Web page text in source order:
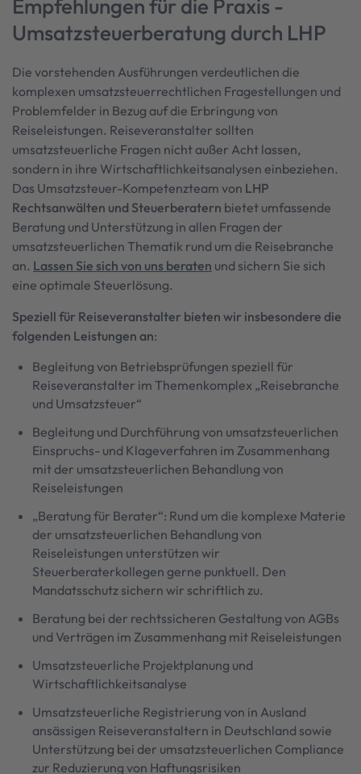
Empfehlungen für die Praxis -
Umsatzsteuerberatung durch LHP
Die vorstehenden Ausführungen verdeutlichen die
komplexen umsatzsteuerrechtlichen Fragestellungen und
Problemfelder in Bezug auf die Erbringung von
Reiseleistungen. Reiseveranstalter sollten
umsatzsteuerliche Fragen nicht außer Acht lassen,
sondern in ihre Wirtschaftlichkeitsanalysen einbeziehen.
Das Umsatzsteuer-Kompetenzteam von LHP
Rechtsanwälten und Steuerberatern bietet umfassende
Beratung und Unterstützung in allen Fragen der
umsatzsteuerlichen Thematik rund um die Reisebranche
an. Lassen Sie sich von uns beraten und sichern Sie sich
eine optimale Steuerlösung.
Speziell für Reiseveranstalter bieten wir insbesondere die
folgenden Leistungen an:
Begleitung von Betriebsprüfungen speziell für
Reiseveranstalter im Themenkomplex „Reisebranche
und Umsatzsteuer“
Begleitung und Durchführung von umsatzsteuerlichen
Einspruchs- und Klageverfahren im Zusammenhang
mit der umsatzsteuerlichen Behandlung von
Reiseleistungen
„Beratung für Berater“: Rund um die komplexe Materie
der umsatzsteuerlichen Behandlung von
Reiseleistungen unterstützen wir
Steuerberaterkollegen gerne punktuell. Den
Mandatsschutz sichern wir schriftlich zu.
Beratung bei der rechtssicheren Gestaltung von AGBs
und Verträgen im Zusammenhang mit Reiseleistungen
Umsatzsteuerliche Projektplanung und
Wirtschaftlichkeitsanalyse
Umsatzsteuerliche Registrierung von in Ausland
ansässigen Reiseveranstaltern in Deutschland sowie
Unterstützung bei der umsatzsteuerlichen Compliance
zur Reduzierung von Haftungsrisiken